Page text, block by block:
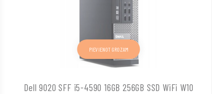
Dell 9020 SFF i5-4590 16GB 256GB SSD WiFi W10
PIEVIENOT GROZAM